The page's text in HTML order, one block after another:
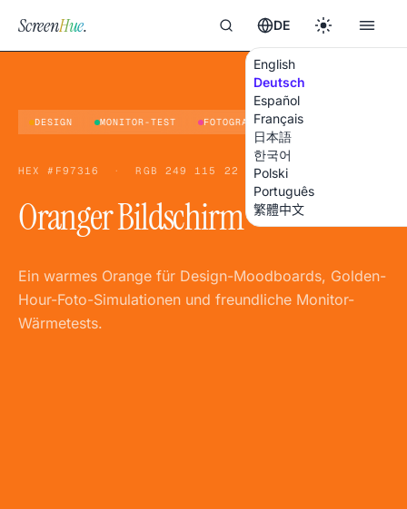
ScreenHue. DE
English
Deutsch
Español
Français
日本語
한국어
Polski
Português
繁體中文
DESIGN MONITOR-TEST FOTOGRAFIE
HEX#F97316 · RGB 249 115 22
Oranger Bildschirm
Ein warmes Orange für Design-Moodboards, Golden-
Hour-Foto-Simulationen und freundliche Monitor-
Wärmetests.